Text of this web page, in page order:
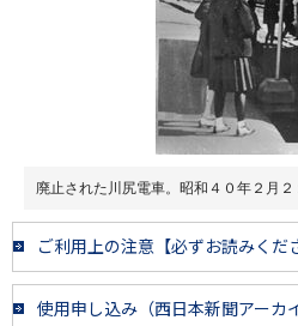
廃止された川尻電車。昭和４０年２月
ご利用上の注意【必ずお読みくだ
使用申し込み（西日本新聞アーカ